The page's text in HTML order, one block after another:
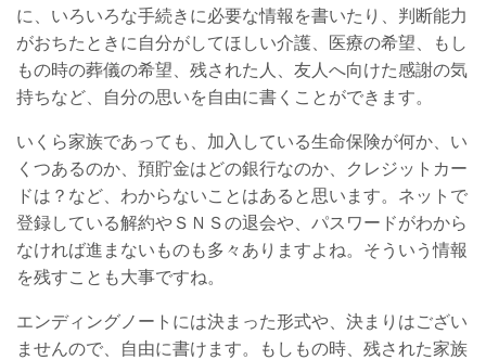
に、いろいろな手続きに必要な情報を書いたり、判断能力
がおちたときに自分がしてほしい介護、医療の希望、もし
もの時の葬儀の希望、残された人、友人へ向けた感謝の気
持ちなど、自分の思いを自由に書くことができます。
いくら家族であっても、加入している生命保険が何か、い
くつあるのか、預貯金はどの銀行なのか、クレジットカー
ドは？など、わからないことはあると思います。ネットで
登録している解約やＳＮＳの退会や、パスワードがわから
なければ進まないものも多々ありますよね。そういう情報
を残すことも大事ですね。
エンディングノートには決まった形式や、決まりはござい
ませんので、自由に書けます。もしもの時、残された家族